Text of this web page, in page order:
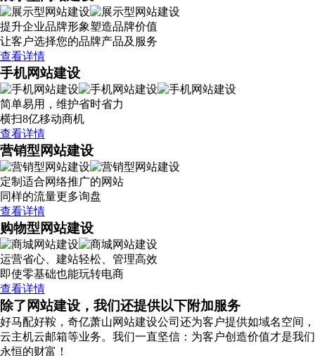
提升企业品牌形象塑造品牌价值
让客户选择您的品牌产品及服务
查看详情
手机网站建设
简单易用，维护省时省力
横扫8亿移动商机
查看详情
营销型网站建设
定制适合网络推广的网站
同样的流量更多询盘
查看详情
购物型网站建设
运营省心、建站轻松、管理高效
即使零基础也能玩转电商
查看详情
除了网站建设，我们还提供以下附加服务
好马配好鞍，奇亿萧山网站建设公司还为客户提供如域名空间，
云主机云邮箱等业务。我们一直坚信：为客户创造价值才是我们
永恒的财富！